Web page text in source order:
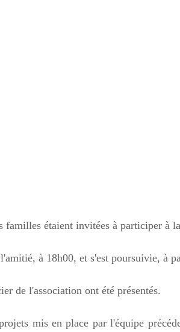
familles étaient invitées à participer à
à 18h00, et s'est poursuivie, à
de l'association ont été présentés.
mis en place par l'équipe